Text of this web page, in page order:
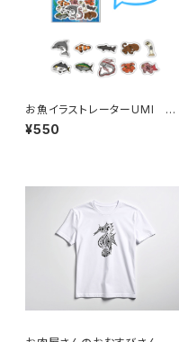
お魚イラストレーターUMI フ
レークシール
¥550